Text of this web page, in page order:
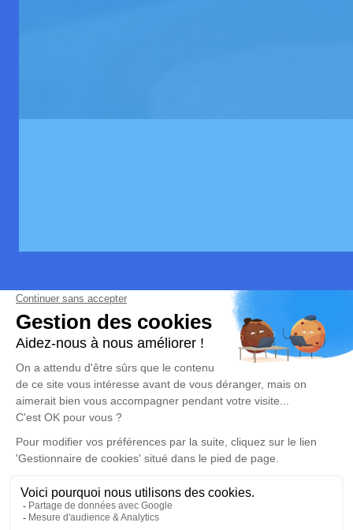
Nous contacter
Inter Funéraire
05 34 48 06 36
24, rue Boltar, 31600 Seysses
Réseaux sociaux
Mentions légales
Politique de traitement des données personnelles
Politique d’utilisation des cookies
Gestionnaire de cookies
Zone d'intervention